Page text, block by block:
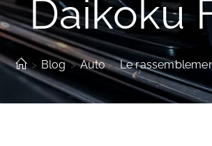
Daikoku
> Blog > Auto > Le